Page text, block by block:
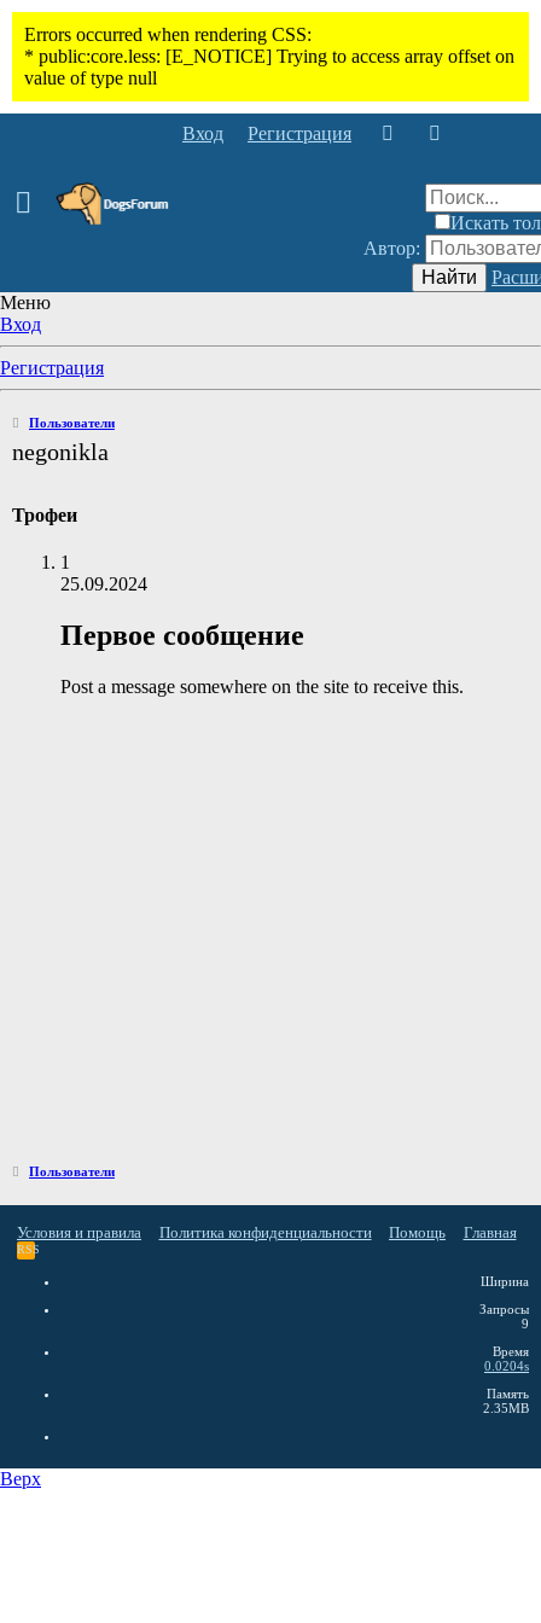
Вход Регистрация
Искать
Автор:
Найти
Меню
Вход
Регистрация
Пользователи
negonikla
Трофеи
1
25.09.2024
Первое сообщение
Post a message somewhere on the site to receive this.
Пользователи
Условия и правила Политика конфиденциальности Помощь Главная
RSS
Ширина
Запросы
9
Время
0.0204s
Память
2.35MB
Верх